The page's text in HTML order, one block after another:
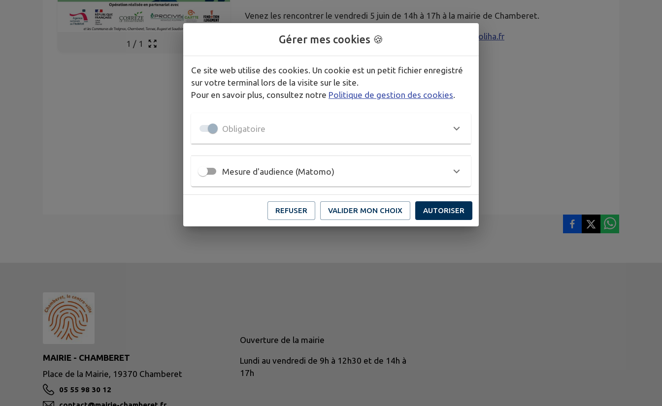
1 / 1
Venez les rencontrer le vendredi 5 juin de 14h à 17h à la mairie de Chamberet.
Pour contacter SOLIHA, 05 55 20 58 64 ou contact.correze@soliha.fr
Publié par Mairie de Chamberet
MAIRIE - CHAMBERET
Place de la Mairie, 19370 Chamberet
05 55 98 30 12
Ouverture de la mairie
Lundi au vendredi de 9h à 12h30 et de 14h à
17h
Gérer mes cookies 🍪
Ce site web utilise des cookies. Un cookie est un petit fichier enregistré
sur votre terminal lors de la visite sur le site.
Pour en savoir plus, consultez notre Politique de gestion des cookies.
Obligatoire
Mesure d'audience (Matomo)
REFUSER VALIDER MON CHOIX AUTORISER